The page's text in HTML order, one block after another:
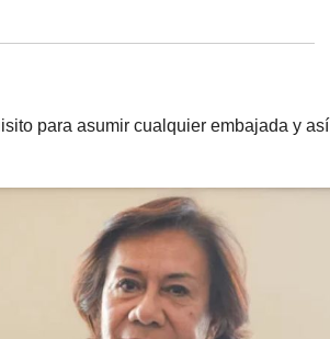
para asumir cualquier embajada y así